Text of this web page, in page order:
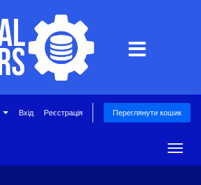
Вхід Реєстрація Переглянути кошик